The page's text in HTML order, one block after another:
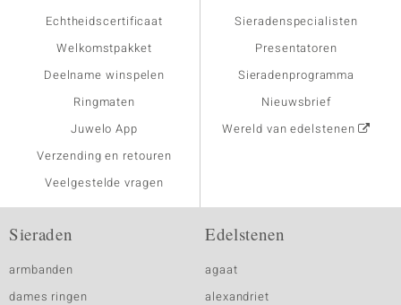
Echtheidscertificaat
Welkomstpakket
Deelname winspelen
Ringmaten
Juwelo App
Verzending en retouren
Veelgestelde vragen
Sieradenspecialisten
Presentatoren
Sieradenprogramma
Nieuwsbrief
Wereld van edelstenen
Sieraden
armbanden
dames ringen
Edelstenen
agaat
alexandriet